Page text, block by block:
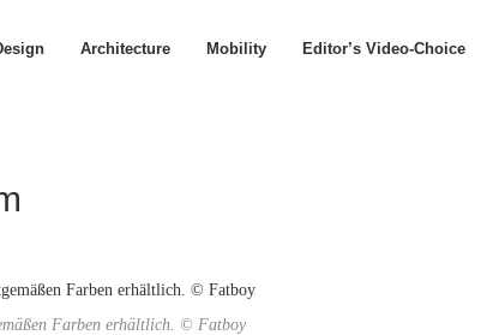
Architecture Mobility Editor’s Video-Choice
Farben erhältlich. © Fatboy